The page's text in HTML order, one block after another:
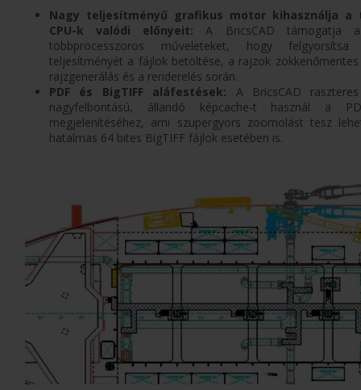
Nagy teljesítményű grafikus motor kihasználja a
CPU-k valódi előnyeit: A BricsCAD támogatja a
többprocesszoros műveleteket, hogy
teljesítményét a fájlok betöltése, a rajzok
rajzgenerálás és a renderelés során.
PDF és BigTIFF aláfestések: A BricsCAD
nagyfelbontású, állandó képcache-t használ a
megjelenítéséhez, ami szupergyors zoomolást tesz
hatalmas 64 bites BigTIFF fájlok esetében is.